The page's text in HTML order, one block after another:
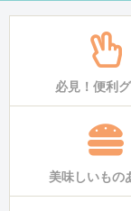
必見！便利
美味しいもの